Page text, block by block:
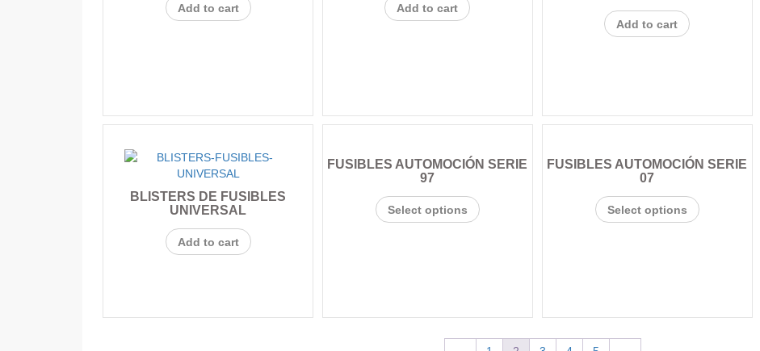
Add to cart Add to cart
Add to cart
BLISTERS DE FUSIBLES
UNIVERSAL
Add to cart
FUSIBLES AUTOMOCIÓN SERIE
97
Select options
FUSIBLES AUTOMOCIÓN SERIE
07
Select options